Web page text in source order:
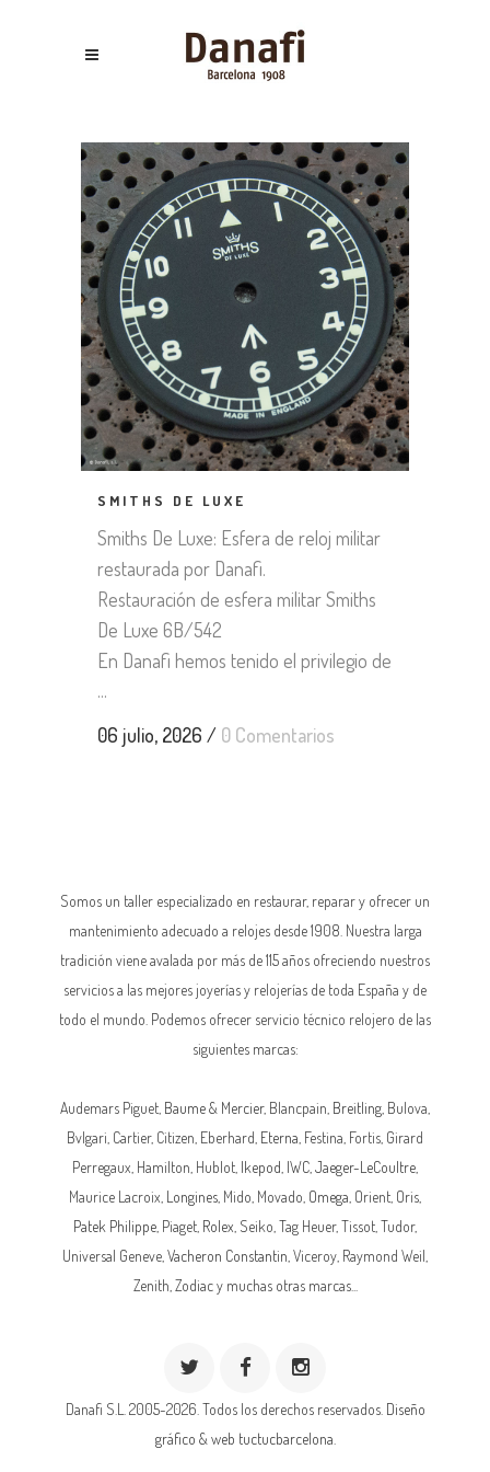
SMITHS DE LUXE
Smiths De Luxe: Esfera de reloj militar
restaurada por Danafi.
Restauración de esfera militar Smiths
De Luxe 6B/542
En Danafi hemos tenido el privilegio de
...
06 julio, 2026 / 0 Comentarios
Somos un taller especializado en restaurar, reparar y ofrecer un
mantenimiento adecuado a relojes desde 1908. Nuestra larga
tradición viene avalada por más de 115 años ofreciendo nuestros
servicios a las mejores joyerías y relojerías de toda España y de
todo el mundo. Podemos ofrecer servicio técnico relojero de las
siguientes marcas:
Audemars Piguet, Baume & Mercier, Blancpain, Breitling , Bulova,
Bvlgari, Cartier, Citizen, Eberhard, Eterna , Festina, Fortis, Girard
Perregaux, Hamilton, Hublot, Ikepod IWC Jaeger-LeCoultre
Maurice Lacroix, Longines , Mido, Movado, Omega , Orient, Oris,
Patek Philippe , Piaget, Rolex , Seiko, Tag Heuer, Tissot, Tudor,
Universal Geneve, Vacheron Constantin , Viceroy, Raymond Weil,
Zenith, Zodiac y muchas otras marcas...
Danafi S.L. 2005-2026. Todos los derechos reservados. Diseño
gráfico & web tuctucbarcelona.